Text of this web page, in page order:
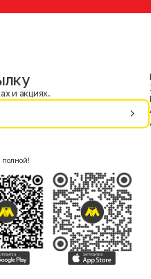
почте
и акциях.
полной!